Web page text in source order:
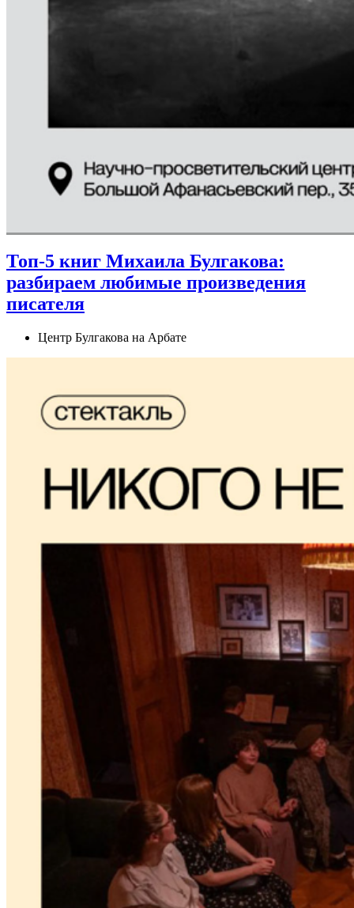
Топ-5 книг Михаила Булгакова:
разбираем любимые произведения
писателя
Центр Булгакова на Арбате